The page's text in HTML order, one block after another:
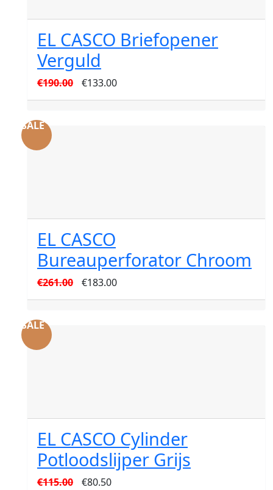
EL CASCO Briefopener
Verguld
€190.00
Oorspronkelijke
prijs
€133.00Huidige
prijs
EL CASCO
Bureauperforator Chroom
SALE
€261.00
Oorspronkelijke
prijs
€183.00Huidige
prijs
EL CASCO Cylinder
Potloodslijper Grijs
SALE
€115.00
Oorspronkelijke
€80.50Huidige